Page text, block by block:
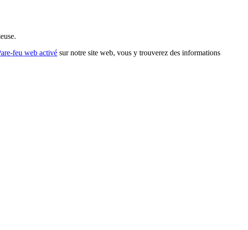
feu web activé sur notre site web, vous y trouverez des informations